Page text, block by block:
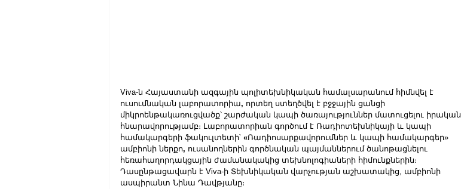
Viva-ն Հայաստանի ազգային պոլիտեխնիկական համալսարանում հիմնվել է
ուսումնական լաբորատորիա, որտեղ ստեղծվել է բջջային ցանցի
միկրոենթակառուցվածք՝ շարժական կապի ծառայություններ մատուցելու իրական
հնարավորությամբ։ Լաբորատորիան գործում է Ռադիոտեխնիկայի և կապի
համակարգերի ֆակուլտետի՝ «Ռադիոսարքավորումներ և կապի համակարգեր»
ամբիոնի ներքո, ուսանողներին գործնական պայմաններում ծանոթացնելու
հեռահաղորդակցային ժամանակակից տեխնոլոգիաների հիմունքներին։
Դասընթացավարն է Viva-ի Տեխնիկական վարչության աշխատակից, ամբիոնի
ասպիրանտ Նինա Դավթյանը։